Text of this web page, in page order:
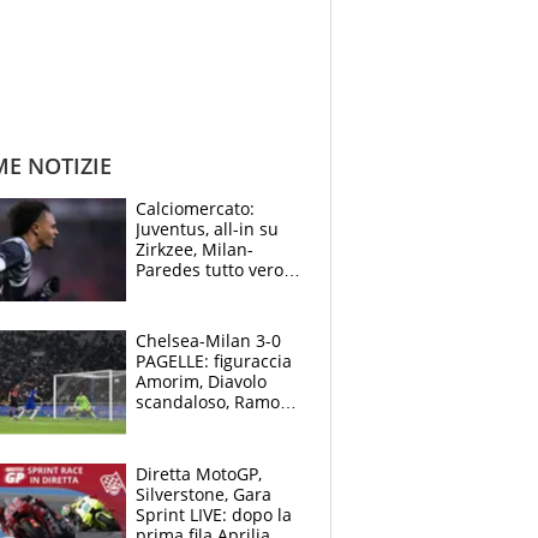
NOTIZIE
Calciomercato:
Juventus, all-in su
Zirkzee, Milan-
Paredes tutto vero,
Chelsea-Milan 3-0
PAGELLE: figuraccia
Amorim, Diavolo
scandaloso, Ramos
Diretta MotoGP,
Silverstone, Gara
Sprint LIVE: dopo la